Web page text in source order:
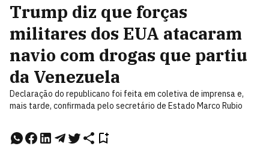
Trump diz que forças
militares dos EUA atacaram
navio com drogas que partiu
da Venezuela
Declaração do republicano foi feita em coletiva de imprensa e,
mais tarde, confirmada pelo secretário de Estado Marco Rubio